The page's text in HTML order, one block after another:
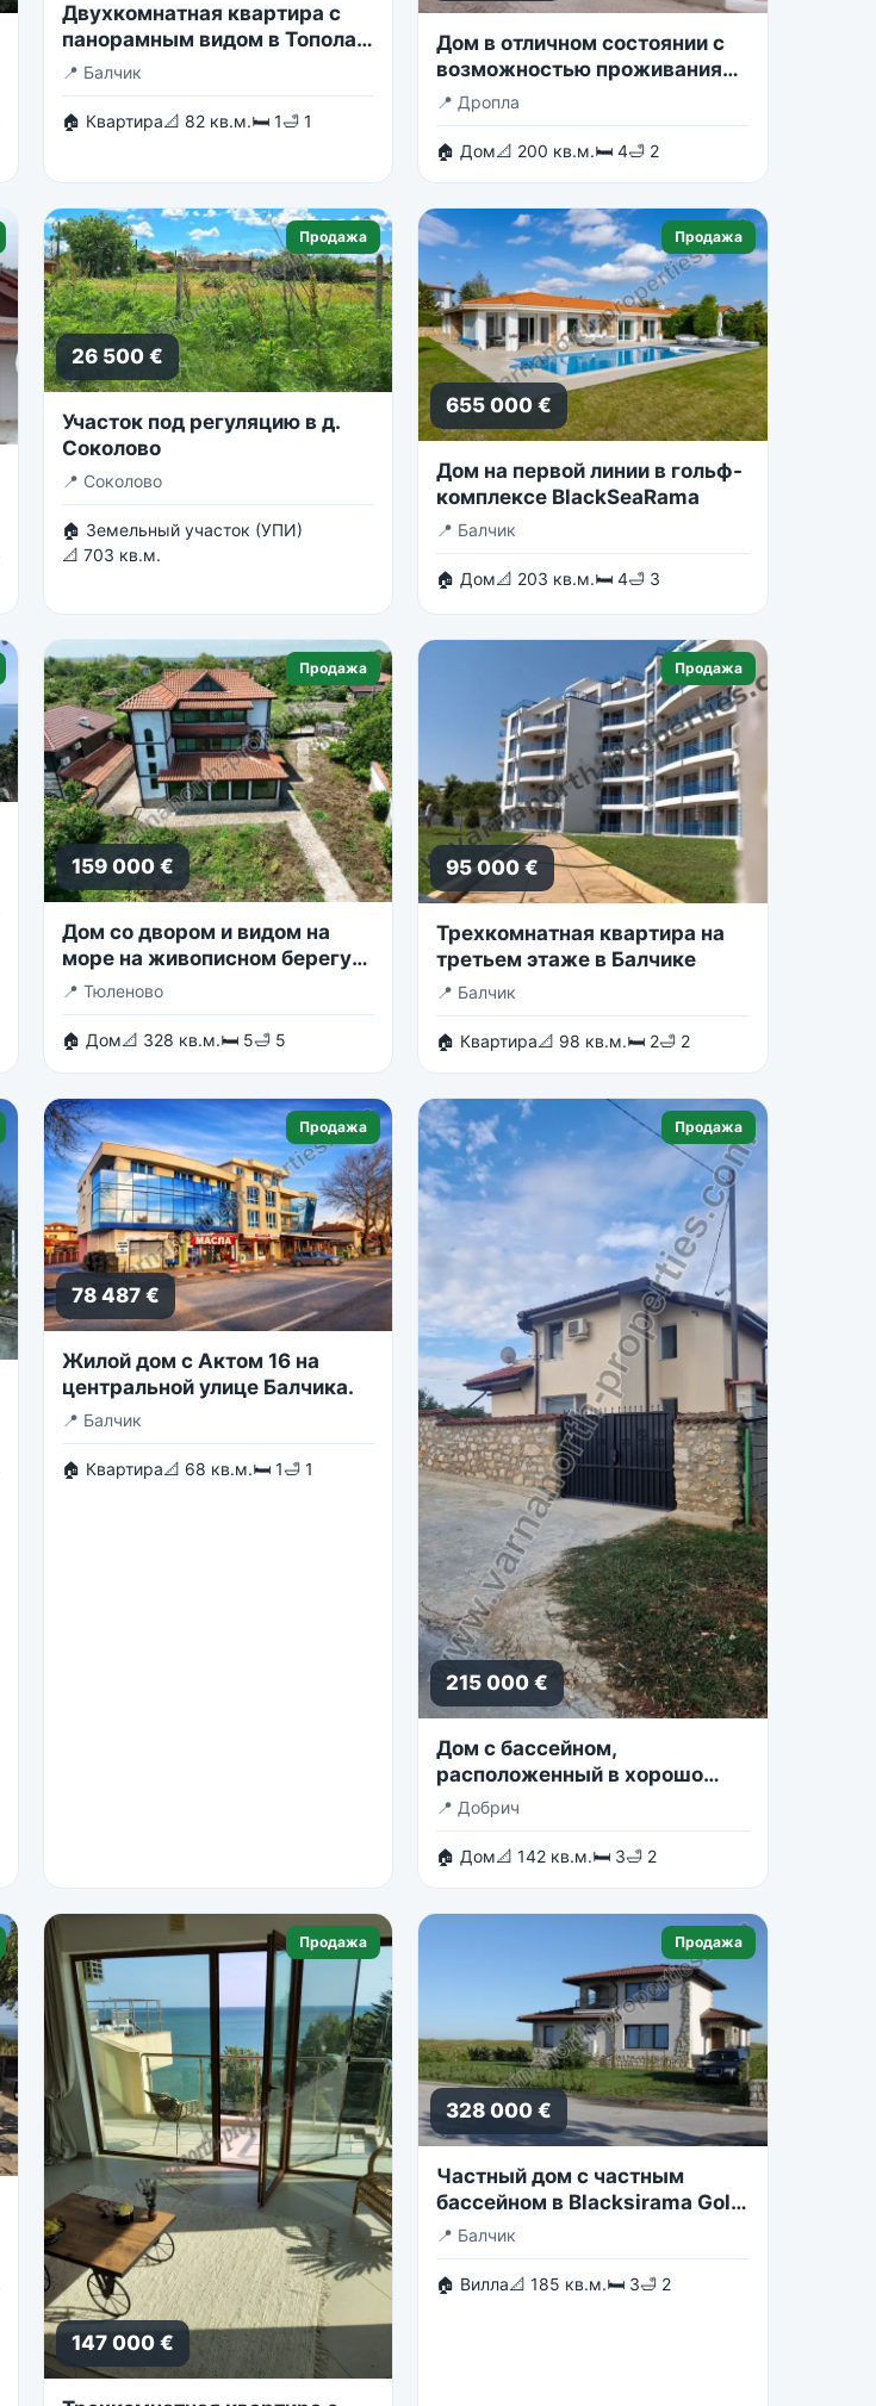
Двухкомнатная квартира с
панорамным видом в Топола
Скайс
📍 Балчик
🏠 Квартира📐 82 кв.м.🛏 1🛁 1
Дом в отличном состоянии с
возможностью проживания
двух семей.
📍 Дропла
🏠 Дом📐 200 кв.м.🛏 4🛁 2
Продажа
26 500 €
Участок под регуляцию в д.
Соколово
📍 Соколово
🏠 Земельный участок (УПИ)
📐 703 кв.м.
Продажа
655 000 €
Дом на первой линии в гольф-
комплексе BlackSeaRama
📍 Балчик
🏠 Дом📐 203 кв.м.🛏 4🛁 3
Продажа
159 000 €
Дом со двором и видом на
море на живописном берегу
Тюленово
📍 Тюленово
🏠 Дом📐 328 кв.м.🛏 5🛁 5
Продажа
95 000 €
Трехкомнатная квартира на
третьем этаже в Балчике
📍 Балчик
🏠 Квартира📐 98 кв.м.🛏 2🛁 2
Продажа
78 487 €
Жилой дом с Актом 16 на
центральной улице Балчика.
📍 Балчик
🏠 Квартира📐 68 кв.м.🛏 1🛁 1
Продажа
215 000 €
Дом с бассейном,
расположенный в хорошо
обслуживаемой деревне
📍 Добрич
🏠 Дом📐 142 кв.м.🛏 3🛁 2
Продажа
147 000 €
Продажа
328 000 €
Частный дом с частным
бассейном в Blacksirama Golf
Resort
📍 Балчик
🏠 Вилла📐 185 кв.м.🛏 3🛁 2